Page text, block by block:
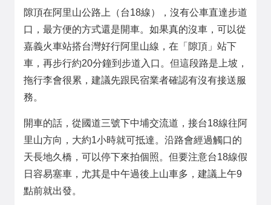
隙頂在阿里山公路上（台18線），沒有公車直達步道
口，最方便的方式還是開車。如果真的沒車，可以從
嘉義火車站搭台灣好行阿里山線，在「隙頂」站下
車，再步行約20分鐘到步道入口。但這段路是上坡，
拖行李會很累，建議先跟民宿業者確認有沒有接送服
務。
開車的話，從國道三號下中埔交流道，接台18線往阿
里山方向，大約1小時就可抵達。沿路會經過觸口的
天長地久橋，可以停下來拍個照。但要注意台18線假
日容易塞車，尤其是中午過後上山車多，建議上午9
點前就出發。